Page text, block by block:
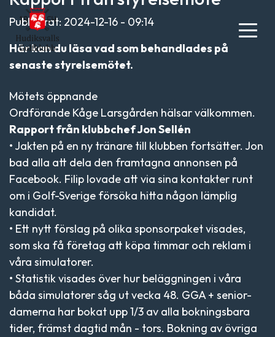
Publicerat: 2024-12-16 - 09:14
Här kan du läsa vad som behandlades på
senaste styrelsemötet.
Mötets öppnande
Ordförande Kåge Larsgården hälsar välkommen.
Rapport från klubbchef Jon Sellén
• Jakten på en ny tränare till klubben fortsätter. Jon
bad alla att dela den framtagna annonsen på
Facebook. Filip lovade att via sina kontakter runt
om i Golf-Sverige försöka hitta någon lämplig
kandidat.
• Ett nytt förslag på olika sponsorpaket visades,
som ska få företag att köpa timmar och reklam i
våra simulatorer.
• Statistik visades över hur beläggningen i våra
båda simulatorer såg ut vecka 48. GGA + senior-
damerna har bokat upp 1/3 av alla bokningsbara
tider, främst dagtid mån - tors. Bokning av övriga